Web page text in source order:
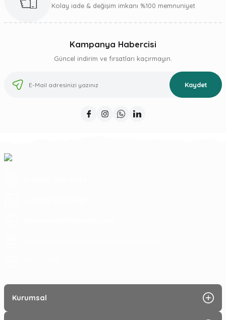
Kolay iade & değişim imkanı %100 memnuniyet
Kampanya Habercisi
Güncel indirim ve fırsatları kaçırmayın.
Kaydet
Kurumsal